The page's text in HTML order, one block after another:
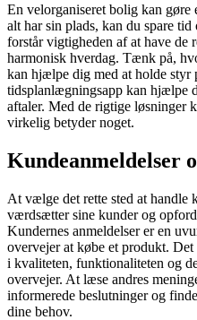
En velorganiseret bolig kan
alt har sin plads, kan du spare tid
forstår vigtigheden af at have de
harmonisk hverdag. Tænk på,
kan hjælpe dig med at holde styr
tidsplanlægningsapp kan hjælpe
aftaler. Med de rigtige løsninger
virkelig betyder noget.
Kundeanmeldelser
At vælge det rette sted at handle
værdsætter sine kunder og
Kundernes anmeldelser er en
overvejer at købe et produkt.
i kvaliteten, funktionaliteten og
overvejer. At læse andres
informerede beslutninger og
dine behov.